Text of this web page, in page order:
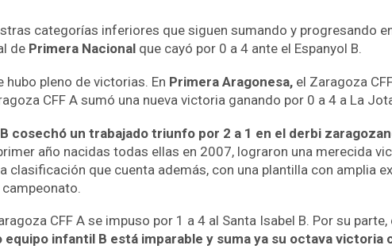
categorías inferiores que siguen sumando y progresando
de Primera Nacional que cayó por 0 a 4 ante el Espanyol B.
hubo pleno de victorias. En Primera Aragonesa, el Zaragoza
CFF A sumó una nueva victoria ganando por 0 a 4 a La
cosechó un trabajado triunfo por 2 a 1 en el derbi
año nacidas todas ellas en 2007, lograron una merecida
clasificación que cuenta además, con una plantilla con amplia
CFF A se impuso por 1 a 4 al Santa Isabel B. Por su
equipo infantil B está imparable y suma ya su octava victoria